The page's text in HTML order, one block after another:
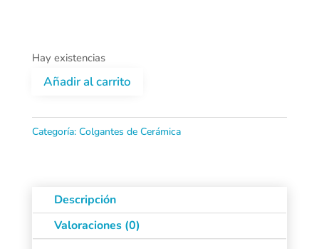
Hay existencias
de
de
Mar
Añadir al carrito
Categoría: Colgantes de Cerámica
Descripción
Valoraciones (0)